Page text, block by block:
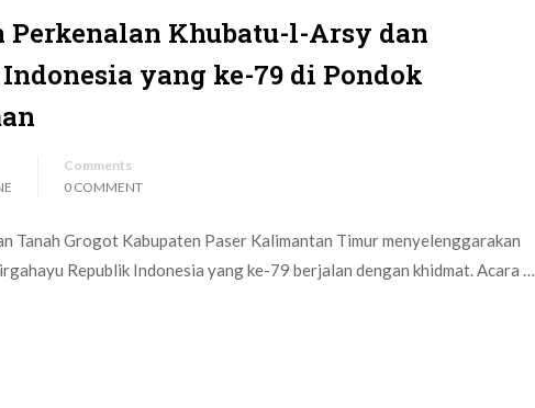
Perkenalan Khubatu-l-Arsy dan
yang ke-79 di Pondok
Comments
0 COMMENT
Tanah Grogot Kabupaten Paser Kalimantan Timur menyelenggarakan
Republik Indonesia yang ke-79 berjalan dengan khidmat. Acara …